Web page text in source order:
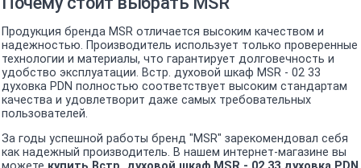
Продукция бренда MSR отличается высоким качеством и
надежностью. Производитель использует только проверенные
технологии и материалы, что гарантирует долговечность и
удобство эксплуатации. Встр. духовой шкаф MSR - 02 33
духовка PDN полностью соответствует высоким стандартам
качества и удовлетворит даже самых требовательных
пользователей.
За годы успешной работы бренд "MSR" зарекомендовал себя
как надежный производитель. В нашем интернет-магазине вы